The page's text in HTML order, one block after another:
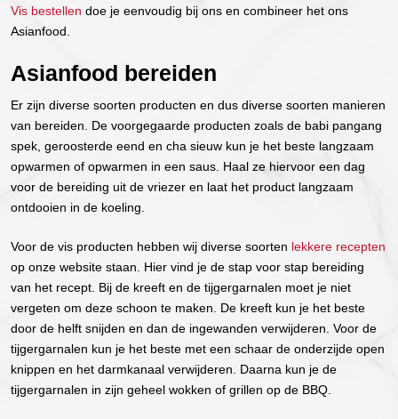
Vis bestellen doe je eenvoudig bij ons en combineer het ons
Asianfood.
Asianfood bereiden
Er zijn diverse soorten producten en dus diverse soorten manieren
van bereiden. De voorgegaarde producten zoals de babi pangang
spek, geroosterde eend en cha sieuw kun je het beste langzaam
opwarmen of opwarmen in een saus. Haal ze hiervoor een dag
voor de bereiding uit de vriezer en laat het product langzaam
ontdooien in de koeling.
Voor de vis producten hebben wij diverse soorten lekkere recepten
op onze website staan. Hier vind je de stap voor stap bereiding
van het recept. Bij de kreeft en de tijgergarnalen moet je niet
vergeten om deze schoon te maken. De kreeft kun je het beste
door de helft snijden en dan de ingewanden verwijderen. Voor de
tijgergarnalen kun je het beste met een schaar de onderzijde open
knippen en het darmkanaal verwijderen. Daarna kun je de
tijgergarnalen in zijn geheel wokken of grillen op de BBQ.